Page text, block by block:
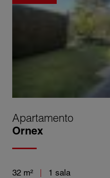
Apartamento
Ornex
32 m² 1 sala